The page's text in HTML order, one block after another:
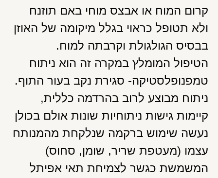
קרום המוח או אבצס מוחי באם תוזנח
ולא תטופל כראוי בגלל מיקומה של האוזן
בבסיס הגולגולת וקרבתה למוח.
הטיפול המומלץ במקרה זה הוא ניתוח
טמפנופלסטיקה- סגירת נקב בעור התוף.
ניתוח מבוצע לרוב בהרדמה כללית,
קיימות גישות ניתוחיות שונות אולם בכולן
נעשה שימוש ברקמה שנלקחת מהמנותח
עצמו (מעטפת שריר, שומן, סחוס)
המשמשת כגשר לצמיחת תאי אפיתל